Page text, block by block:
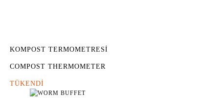
KOMPOST TERMOMETRESİ
COMPOST THERMOMETER
TÜKENDİ